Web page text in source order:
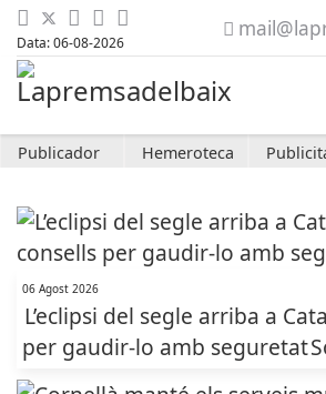
Data: 06-08-2026
Publicador Hemeroteca
06 Agost 2026
L’eclipsi del segle arriba a
per gaudir-lo amb seguretat